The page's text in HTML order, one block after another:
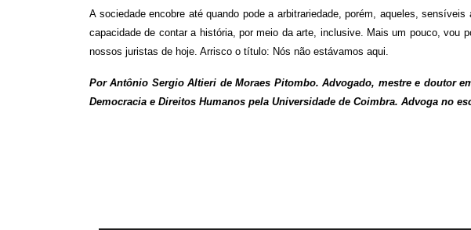
A sociedade encobre até quando pode a arbitrariedade, porém, aqueles,
capacidade de contar a história, por meio da arte, inclusive. Mais um pouco, vou
nossos juristas de hoje. Arrisco o título: Nós não estávamos aqui.
Por Antônio Sergio Altieri de Moraes Pitombo. Advogado, mestre e doutor
Democracia e Direitos Humanos pela Universidade de Coimbra. Advoga no